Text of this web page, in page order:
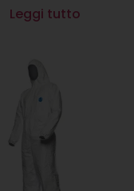
Leggi tutto